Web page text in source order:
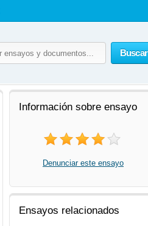
Buscar
Información sobre ensayo
Denunciar este ensayo
Ensayos relacionados